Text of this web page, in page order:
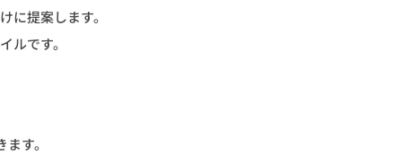
に提案します。
ルです。
す。